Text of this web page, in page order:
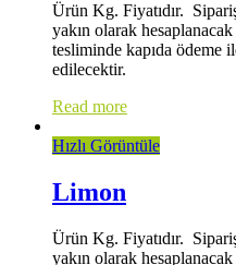
Ürün Kg. Fiyatıdır.
yakın olarak
tesliminde kapıda ödeme
edilecektir.
Read more
Hızlı Görüntüle
Limon
Ürün Kg. Fiyatıdır.
yakın olarak